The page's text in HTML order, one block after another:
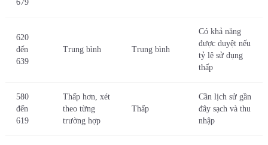
679
620
đến
639
Trung bình Trung bình
Có khả năng
được duyệt nếu
tỷ lệ sử dụng
thấp
580
đến
619
Thấp hơn, xét
theo từng
trường hợp
Thấp
Cần lịch sử gần
đây sạch và thu
nhập